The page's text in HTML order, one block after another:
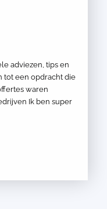
adviezen, tips en
tot een opdracht die
waren
Ik ben super